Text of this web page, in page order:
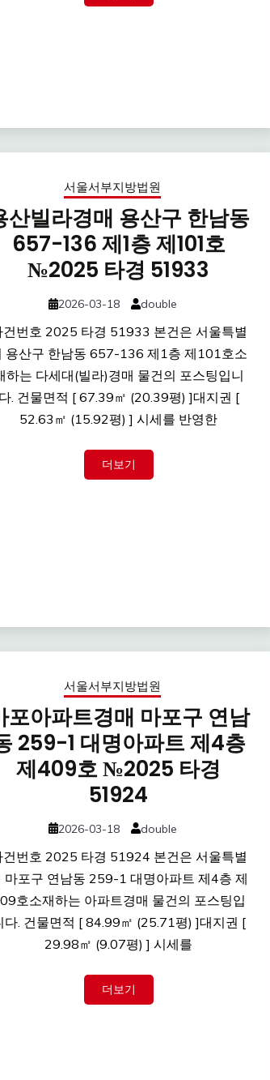
서울서부지방법원
산빌라경매 용산구 한남동
657-136 제1층 제101호
№2025 타경 51933
2026-03-18 double
건번호 2025 타경 51933 본건은 서울특별
용산구 한남동 657-136 제1층 제101호소
하는 다세대(빌라)경매 물건의 포스팅입니
다. 건물면적 [ 67.39㎡ (20.39평) ]대지권 [
52.63㎡ (15.92평) ] 시세를 반영한
더보기
서울서부지방법원
포아파트경매 마포구 연남
259-1 대명아파트 제4층
제409호 №2025 타경
51924
2026-03-18 double
건번호 2025 타경 51924 본건은 서울특별
마포구 연남동 259-1 대명아파트 제4층 제
호소재하는 아파트경매 물건의 포스팅입
다. 건물면적 [ 84.99㎡ (25.71평) ]대지권 [
29.98㎡ (9.07평) ] 시세를
더보기